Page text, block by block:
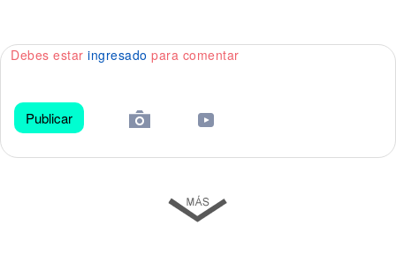
Debes estar ingresado para comentar
Publicar